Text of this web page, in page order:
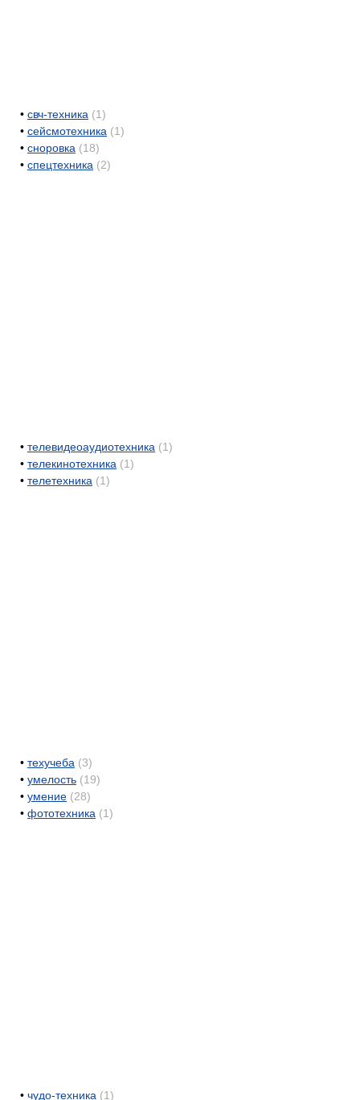
• свч-техника (1)
• сейсмотехника (1)
• сноровка (18)
• спецтехника (2)
• телевидеоаудиотехника (1)
• телекинотехника (1)
• телетехника (1)
• техучеба (3)
• умелость (19)
• умение (28)
• фототехника (1)
• чудо-техника (1)